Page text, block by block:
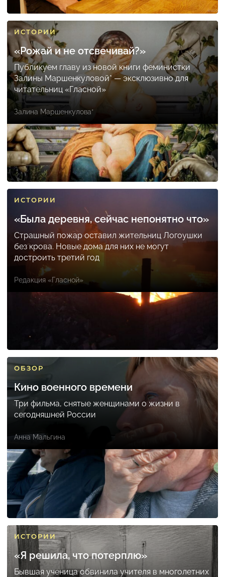
ИСТОРИИ
«Рожай и не отсвечивай?»
Публикуем главу из новой книги феминистки
Залины Маршенкуловой* — эксклюзивно для
читательниц «Гласной»
Залина Маршенкулова*
ИСТОРИИ
«Была деревня, сейчас непонятно что»
Страшный пожар оставил жительниц Логоушки
без крова. Новые дома для них не могут
достроить третий год
Редакция «Гласной»
ОБЗОР
Кино военного времени
Три фильма, снятые женщинами о жизни в
сегодняшней России
Анна Мальгина
ИСТОРИИ
«Я решила, что потерплю»
Бывшая ученица обвинила учителя в многолетних